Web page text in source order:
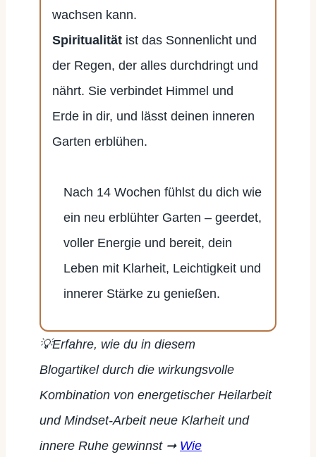
wachsen kann.
Spiritualität ist das Sonnenlicht und
der Regen, der alles durchdringt und
nährt. Sie verbindet Himmel und
Erde in dir, und lässt deinen inneren
Garten erblühen.
Nach 14 Wochen fühlst du dich wie
ein neu erblühter Garten – geerdet,
voller Energie und bereit, dein
Leben mit Klarheit, Leichtigkeit und
innerer Stärke zu genießen.
💡Erfahre, wie du in diesem
Blogartikel durch die wirkungsvolle
Kombination von energetischer Heilarbeit
und Mindset-Arbeit neue Klarheit und
innere Ruhe gewinnst ➞ Wie